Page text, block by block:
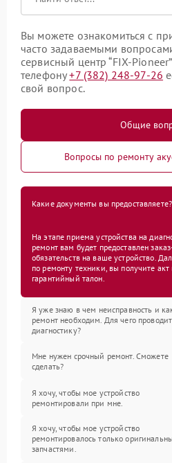
Вы можете ознакомиться с
часто задаваемыми
сервисный центр “FIX-
телефону+7 (382) 248-97-26
свой вопрос.
Общие
Вопросы по ремонту
Какие документы вы предоставляете?
На этапе приема устройства на
ремонт вам будет предоставлен
обязательств на ваше устройство.
по ремонту техники, вы получите
гарантийный талон.
Я уже знаю в чем неисправность и
ремонт необходим. Для чего
диагностику?
Мне нужен срочный ремонт. Сможете
сделать?
Я хочу, чтобы мое устройство
ремонтировали при мне.
Я хочу, чтобы мое устройство
ремонтировалось только
запчастями.